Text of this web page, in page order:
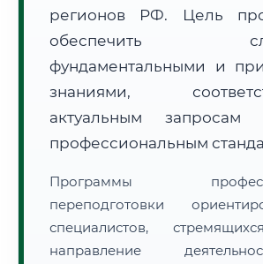
• Маршрут транзита:~2 115 км
📜 Документы и аккредитация
🔍Нажмите на документ для
регионов РФ. Цель
обеспечить
фундаментальными и
знаниями,
актуальным
профессиональным
Программы
переподготовки
специалистов,
направление